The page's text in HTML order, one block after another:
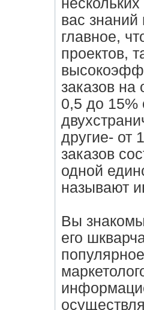
вас
главное,
проектов,
заказов на
0,5 до 15%
другие- от
заказов
одной
называют
Вы
его